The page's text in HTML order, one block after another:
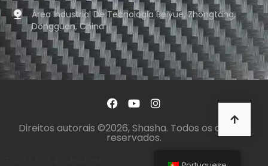
Área Industrial De Tecnologia Beiyue, Zhongtang,
Dongguan, China
Direitos autorais ©2026, Shasha. Todos os direitos
reservados.